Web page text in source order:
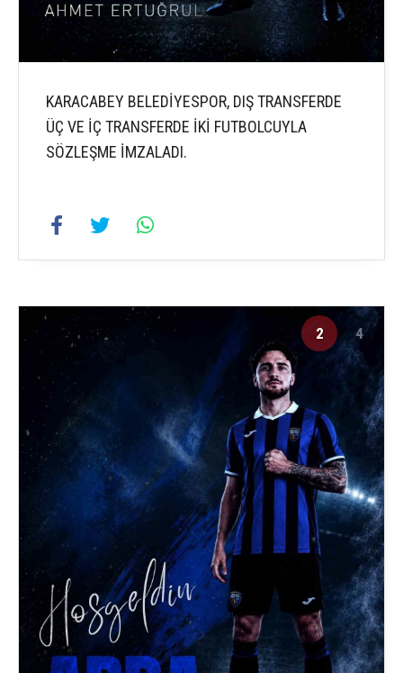
KARACABEY BELEDİYESPOR, DIŞ TRANSFERDE
ÜÇ VE İÇ TRANSFERDE İKİ FUTBOLCUYLA
SÖZLEŞME İMZALADI.
2 4